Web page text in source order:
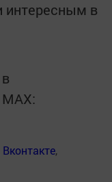
в
Вконтакте,